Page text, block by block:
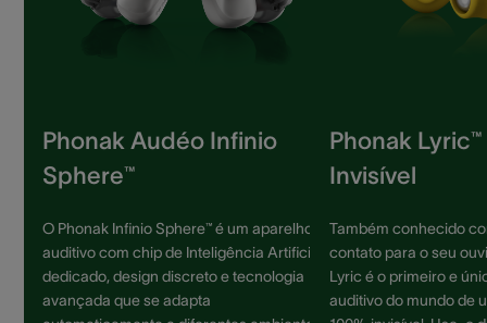
Phonak Audéo Infinio
Sphere™
O Phonak Infinio Sphere™ é um aparelho
auditivo com chip de Inteligência Artificial
dedicado, design discreto e tecnologia
avançada que se adapta
Phonak
Invisível
Também conhecido
contato para o seu
Lyric é o primeiro e
auditivo do mundo de